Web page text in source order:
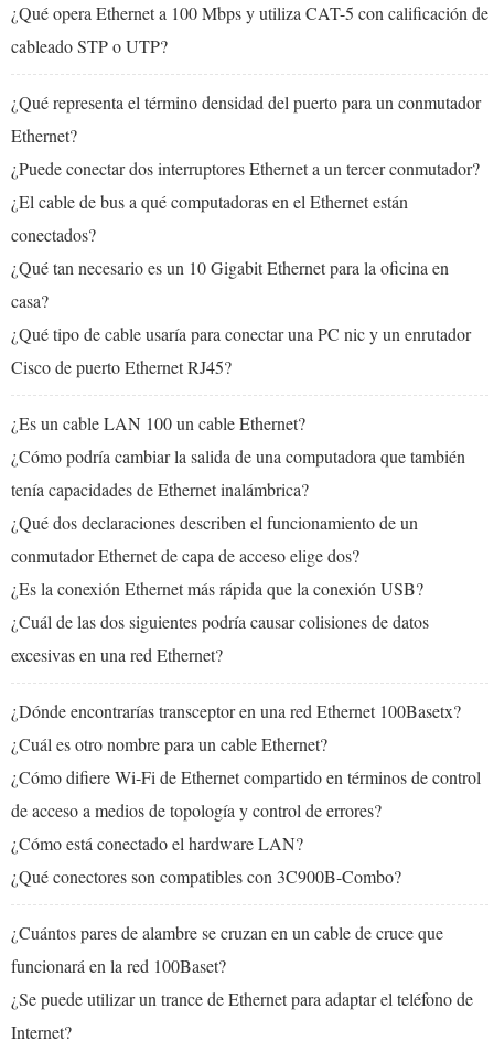
¿Qué opera Ethernet a 100 Mbps y utiliza CAT-5 con calificación de
cableado STP o UTP?
¿Qué representa el término densidad del puerto para un conmutador
Ethernet?
¿Puede conectar dos interruptores Ethernet a un tercer conmutador?
¿El cable de bus a qué computadoras en el Ethernet están
conectados?
¿Qué tan necesario es un 10 Gigabit Ethernet para la oficina en
casa?
¿Qué tipo de cable usaría para conectar una PC nic y un enrutador
Cisco de puerto Ethernet RJ45?
¿Es un cable LAN 100 un cable Ethernet?
¿Cómo podría cambiar la salida de una computadora que también
tenía capacidades de Ethernet inalámbrica?
¿Qué dos declaraciones describen el funcionamiento de un
conmutador Ethernet de capa de acceso elige dos?
¿Es la conexión Ethernet más rápida que la conexión USB?
¿Cuál de las dos siguientes podría causar colisiones de datos
excesivas en una red Ethernet?
¿Dónde encontrarías transceptor en una red Ethernet 100Basetx?
¿Cuál es otro nombre para un cable Ethernet?
¿Cómo difiere Wi-Fi de Ethernet compartido en términos de control
de acceso a medios de topología y control de errores?
¿Cómo está conectado el hardware LAN?
¿Qué conectores son compatibles con 3C900B-Combo?
¿Cuántos pares de alambre se cruzan en un cable de cruce que
funcionará en la red 100Baset?
¿Se puede utilizar un trance de Ethernet para adaptar el teléfono de
Internet?